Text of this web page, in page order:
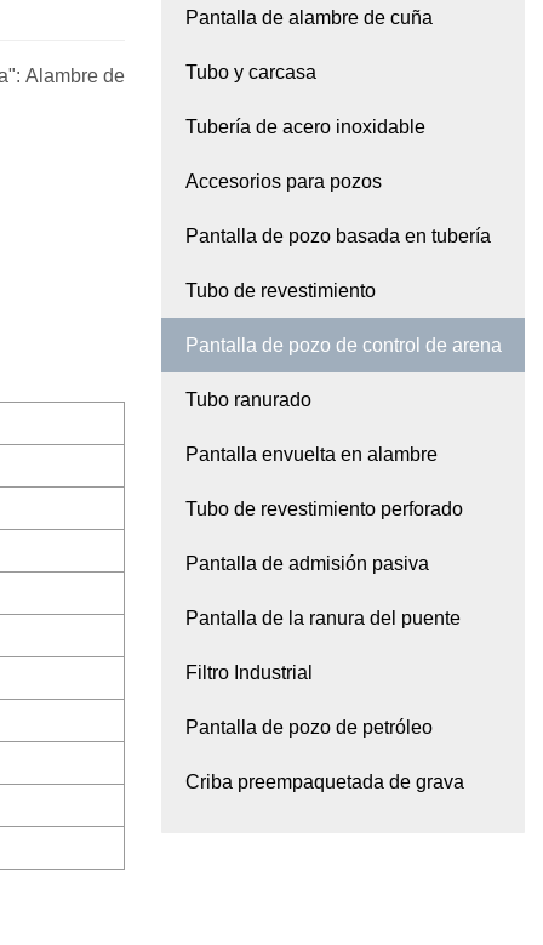
Alambre de
Pantalla de alambre de cuña
Tubo y carcasa
Tubería de acero inoxidable
Accesorios para pozos
Pantalla de pozo basada en tubería
Tubo de revestimiento
Pantalla de pozo de control de arena
Tubo ranurado
Pantalla envuelta en alambre
Tubo de revestimiento perforado
Pantalla de admisión pasiva
Pantalla de la ranura del puente
Filtro Industrial
Pantalla de pozo de petróleo
Criba preempaquetada de grava